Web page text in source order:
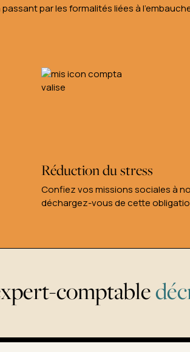
par les formalités liées à
Réduction du stress
Confiez vos missions sociales à
déchargez-vous de cette
comptable